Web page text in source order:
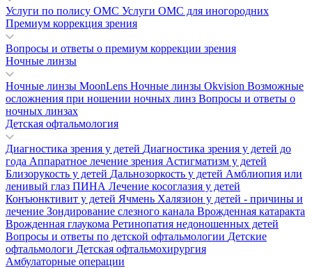
Услуги по полису ОМС Услуги ОМС для иногородних
Премиум коррекция зрения
Вопросы и ответы о премиум коррекции зрения
Ночные линзы
Ночные линзы MoonLens Ночные линзы Okvision Возможные
осложнения при ношении ночных линз Вопросы и ответы о
ночных линзах
Детская офтальмология
Диагностика зрения у детей Диагностика зрения у детей до
года Аппаратное лечение зрения Астигматизм у детей
Близорукость у детей Дальнозоркость у детей Амблиопия или
ленивый глаз ПИНА Лечение косоглазия у детей
Конъюнктивит у детей Ячмень Халязион у детей - причины и
лечение Зондирование слезного канала Врожденная катаракта
Врожденная глаукома Ретинопатия недоношенных детей
Вопросы и ответы по детской офтальмологии Детские
офтальмологи Детская офтальмохирургия
Амбулаторные операции